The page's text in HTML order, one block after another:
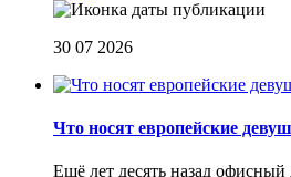
30 07 2026
Что носят европейские
Ещё лет десять назад